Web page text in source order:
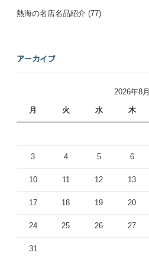
熱海の名店名品紹介 (77)
アーカイブ
2026年8月
月 火 水 木
3 4 5 6
10 11 12 13
17 18 19 20
24 25 26 27
31